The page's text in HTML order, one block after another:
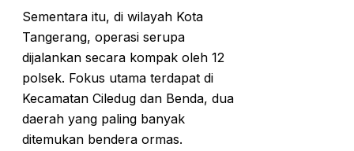
Sementara itu, di wilayah Kota
Tangerang, operasi serupa
dijalankan secara kompak oleh 12
polsek. Fokus utama terdapat di
Kecamatan Ciledug dan Benda, dua
daerah yang paling banyak
ditemukan bendera ormas.